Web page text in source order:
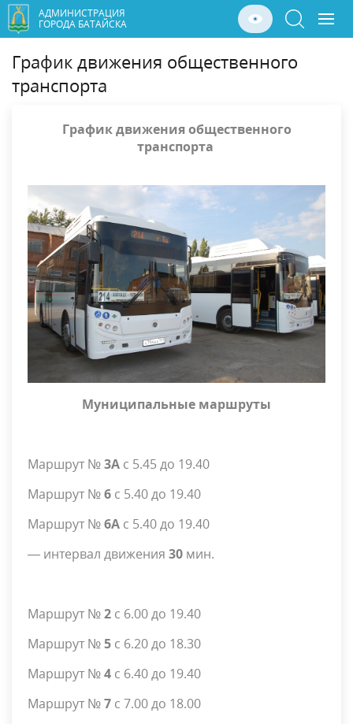
АДМИНИСТРАЦИЯ
ГОРОДА БАТАЙСКА
График движения общественного
транспорта
График движения общественного
транспорта
Муниципальные маршруты
Маршрут №3А с 5.45 до 19.40
Маршрут №6 с 5.40 до 19.40
Маршрут №6А с 5.40 до 19.40
— интервал движения 30 мин.
Маршрут №2 с 6.00 до 19.40
Маршрут №5 с 6.20 до 18.30
Маршрут №4 с 6.40 до 19.40
Маршрут №7 с 7.00 до 18.00